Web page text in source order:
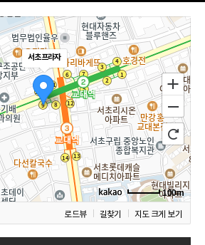
서초프라자
100m
로드뷰 길찾기 지도 크게 보기